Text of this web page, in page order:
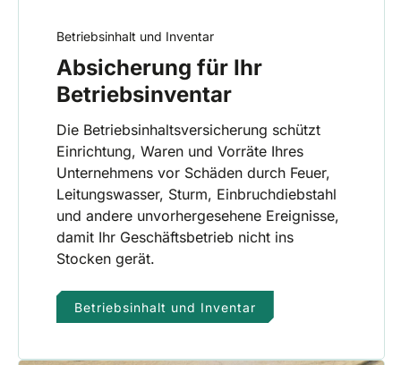
Betriebsinhalt und Inventar
Absicherung für Ihr
Betriebsinventar
Die Betriebsinhaltsversicherung schützt
Einrichtung, Waren und Vorräte Ihres
Unternehmens vor Schäden durch Feuer,
Leitungswasser, Sturm, Einbruchdiebstahl
und andere unvorhergesehene Ereignisse,
damit Ihr Geschäftsbetrieb nicht ins
Stocken gerät.
Betriebsinhalt und Inventar